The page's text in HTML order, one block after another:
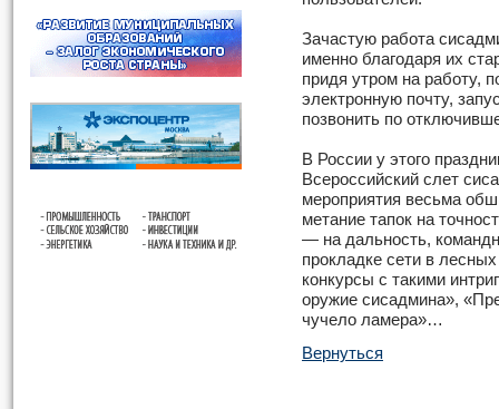
Зачастую работа
именно благодаря их
придя утром на работу,
электронную почту,
позвонить по
В России у этого
Всероссийский слет
мероприятия весьма
метание тапок на
— на дальность,
прокладке сети в
конкурсы с такими
оружие сисадмина»,
чучело ламера»…
Вернуться